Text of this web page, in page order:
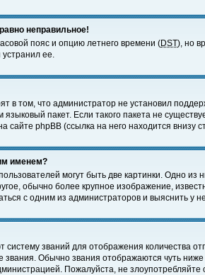
неправильное!
пояс и опцию летнего времени (DST), но
ее.
в том, что администратор не установил
языковый пакет. Если такого пакета не
phpBB (ссылка на него находится внизу
именем?
могут быть две картинки. Одно
обычно более крупное изображение,
с одним из администраторов и выяснить у
систему званий для отображения
звания. Обычно звания отображаются чуть
Пожалуйста, не